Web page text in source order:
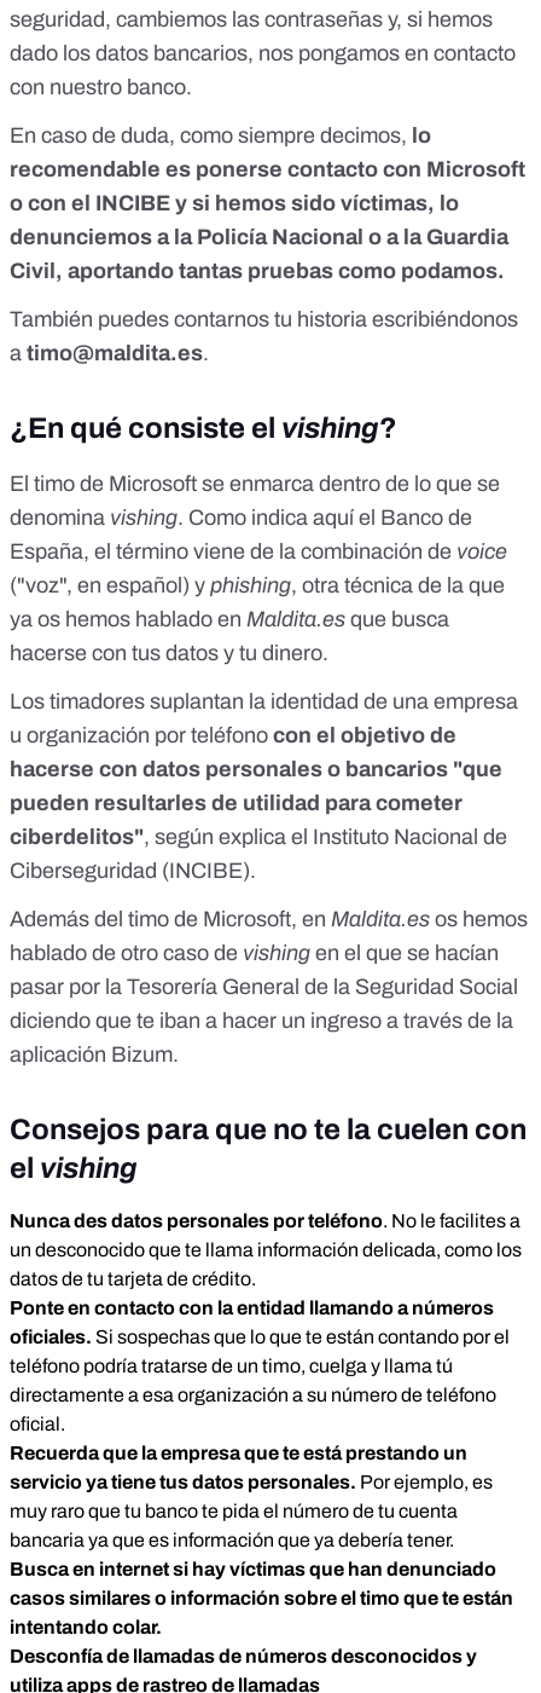
seguridad, cambiemos las contraseñas y, si hemos
dado los datos bancarios, nos pongamos en contacto
con nuestro banco.
En caso de duda, como siempre decimos, lo
recomendable es ponerse contacto con Microsoft
o con el INCIBE y si hemos sido víctimas, lo
denunciemos a la Policía Nacional o a la Guardia
Civil, aportando tantas pruebas como podamos.
También puedes contarnos tu historia escribiéndonos
a timo@maldita.es.
¿En qué consiste el vishing?
El timo de Microsoft se enmarca dentro de lo que se
denomina vishing. Como indica aquíel Banco de
España, el término viene de la combinación de voice
("voz", en español) y phishing, otra técnica de la que
ya os hemos hablado en Maldita.es que busca
hacerse con tus datos y tu dinero.
Los timadores suplantan la identidad de una empresa
u organización por teléfono con el objetivo de
hacerse con datos personales o bancarios "que
pueden resultarles de utilidad para cometer
ciberdelitos", según explica el Instituto Nacional de
Ciberseguridad (INCIBE).
Además del timo de Microsoft, en Maldita.es os hemos
hablado de otro caso de vishing en el que se hacían
pasar por la Tesorería General de la Seguridad Social
diciendo que te iban a hacer un ingreso a través de la
aplicación Bizum.
Consejos para que no te la cuelen con
el vishing
Nunca des datos personales por teléfono. No le facilites a
un desconocido que te llama información delicada, como los
datos de tu tarjeta de crédito.
Ponte en contacto con la entidad llamando a números
oficiales. Si sospechas que lo que te están contando por el
teléfono podría tratarse de un timo, cuelga y llama tú
directamente a esa organización a su número de teléfono
oficial.
Recuerda que la empresa que te está prestando un
servicio ya tiene tus datos personales. Por ejemplo, es
muy raro que tu banco te pida el número de tu cuenta
bancaria ya que es información que ya debería tener.
Busca en internet si hay víctimas que han denunciado
casos similares o información sobre el timo que te están
intentando colar.
Desconfía de llamadas de números desconocidos y
utiliza apps de rastreo de llamadas